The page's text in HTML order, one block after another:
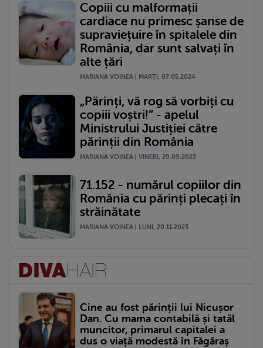
Copiii cu malformații
cardiace nu primesc șanse de
supraviețuire în spitalele din
România, dar sunt salvați în
alte țări
MARIANA VOINEA | MARŢI, 07.05.2024
„Părinți, vă rog să vorbiți cu
copiii voștri!” - apelul
Ministrului Justiției către
părinții din România
MARIANA VOINEA | VINERI, 29.09.2023
71.152 - numărul copiilor din
România cu părinți plecați în
străinătate
MARIANA VOINEA | LUNI, 20.11.2023
Cine au fost părinții lui Nicușor
Dan. Cu mama contabilă și tatăl
muncitor, primarul capitalei a
dus o viață modestă în Făgăraș